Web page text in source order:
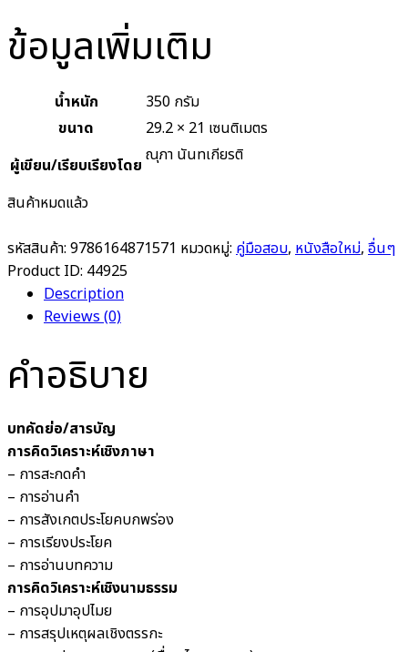
ข้อมูลเพิ่มเติม
น้ำหนัก
350 กรัม
ขนาด
29.2 × 21 เซนติเมตร
ผู้เขียน/เรียบเรียงโดย ณุภา นันทเกียรติ
สินค้าหมดแล้ว
รหัสสินค้า: 9786164871571 หมวดหมู่: คู่มือสอบ, หนังสือใหม่, อื่นๆ
Product ID: 44925
Description
Reviews (0)
คำอธิบาย
บทคัดย่อ/สารบัญ
การคิดวิเคราะห์เชิงภาษา
– การสะกดคำ
– การอ่านคำ
– การสังเกตประโยคบกพร่อง
– การเรียงประโยค
– การอ่านบทความ
การคิดวิเคราะห์เชิงนามธรรม
– การอุปมาอุปไมย
– การสรุปเหตุผลเชิงตรรกะ